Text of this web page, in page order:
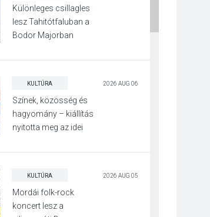
Különleges csillagles
lesz Tahitótfaluban a
Bodor Majorban
KULTÚRA 2026 AUG 06
Színek, közösség és
hagyomány – kiállítás
nyitotta meg az idei
KULTÚRA 2026 AUG 05
Mordái folk-rock
koncert lesz a